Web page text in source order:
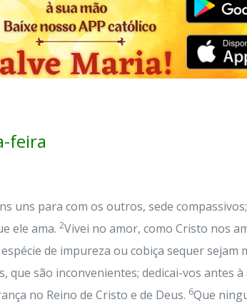
feira
uns para com os outros, sede
ele ama. 2Vivei no amor, como Cristo nos
de impureza ou cobiça sequer sejam
são inconvenientes; dedicai-vos antes à
no Reino de Cristo e de Deus. 6Que